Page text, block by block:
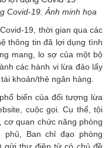
Covid-19. Ảnh minh họa
19, thời gian qua các
thông tin đã lợi dụng tình
mang, lo sợ của một bộ
các hành vi lừa đảo lấy
khoản/thẻ ngân hàng.
biến của đối tượng lừa
cuộc gọi. Cụ thể, tội
cơ quan chức năng phòng
phủ, Ban chỉ đạo phòng
gửi thư điện tử có chủ đề